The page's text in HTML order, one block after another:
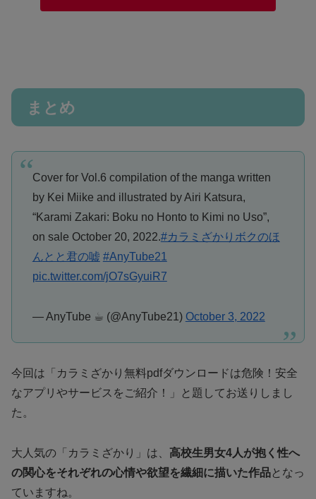
まとめ
Cover for Vol.6 compilation of the manga written
by Kei Miike and illustrated by Airi Katsura,
“Karami Zakari: Boku no Honto to Kimi no Uso”,
on sale October 20, 2022.#カラミざかりボクのほ
んとと君の嘘 #AnyTube21
pic.twitter.com/jO7sGyuiR7
— AnyTube ☕︎ (@AnyTube21) October 3, 2022
今回は「 カラミざかり無料pdfダウンロードは危険！安全
なアプリやサービスをご紹介！
」と題してお送りしまし
た。
大人気の「 カラミざかり 」は、 高校生男女4人が抱く性へ
の関心をそれぞれの心情や欲望を繊細に描いた作品となっ
ていますね。